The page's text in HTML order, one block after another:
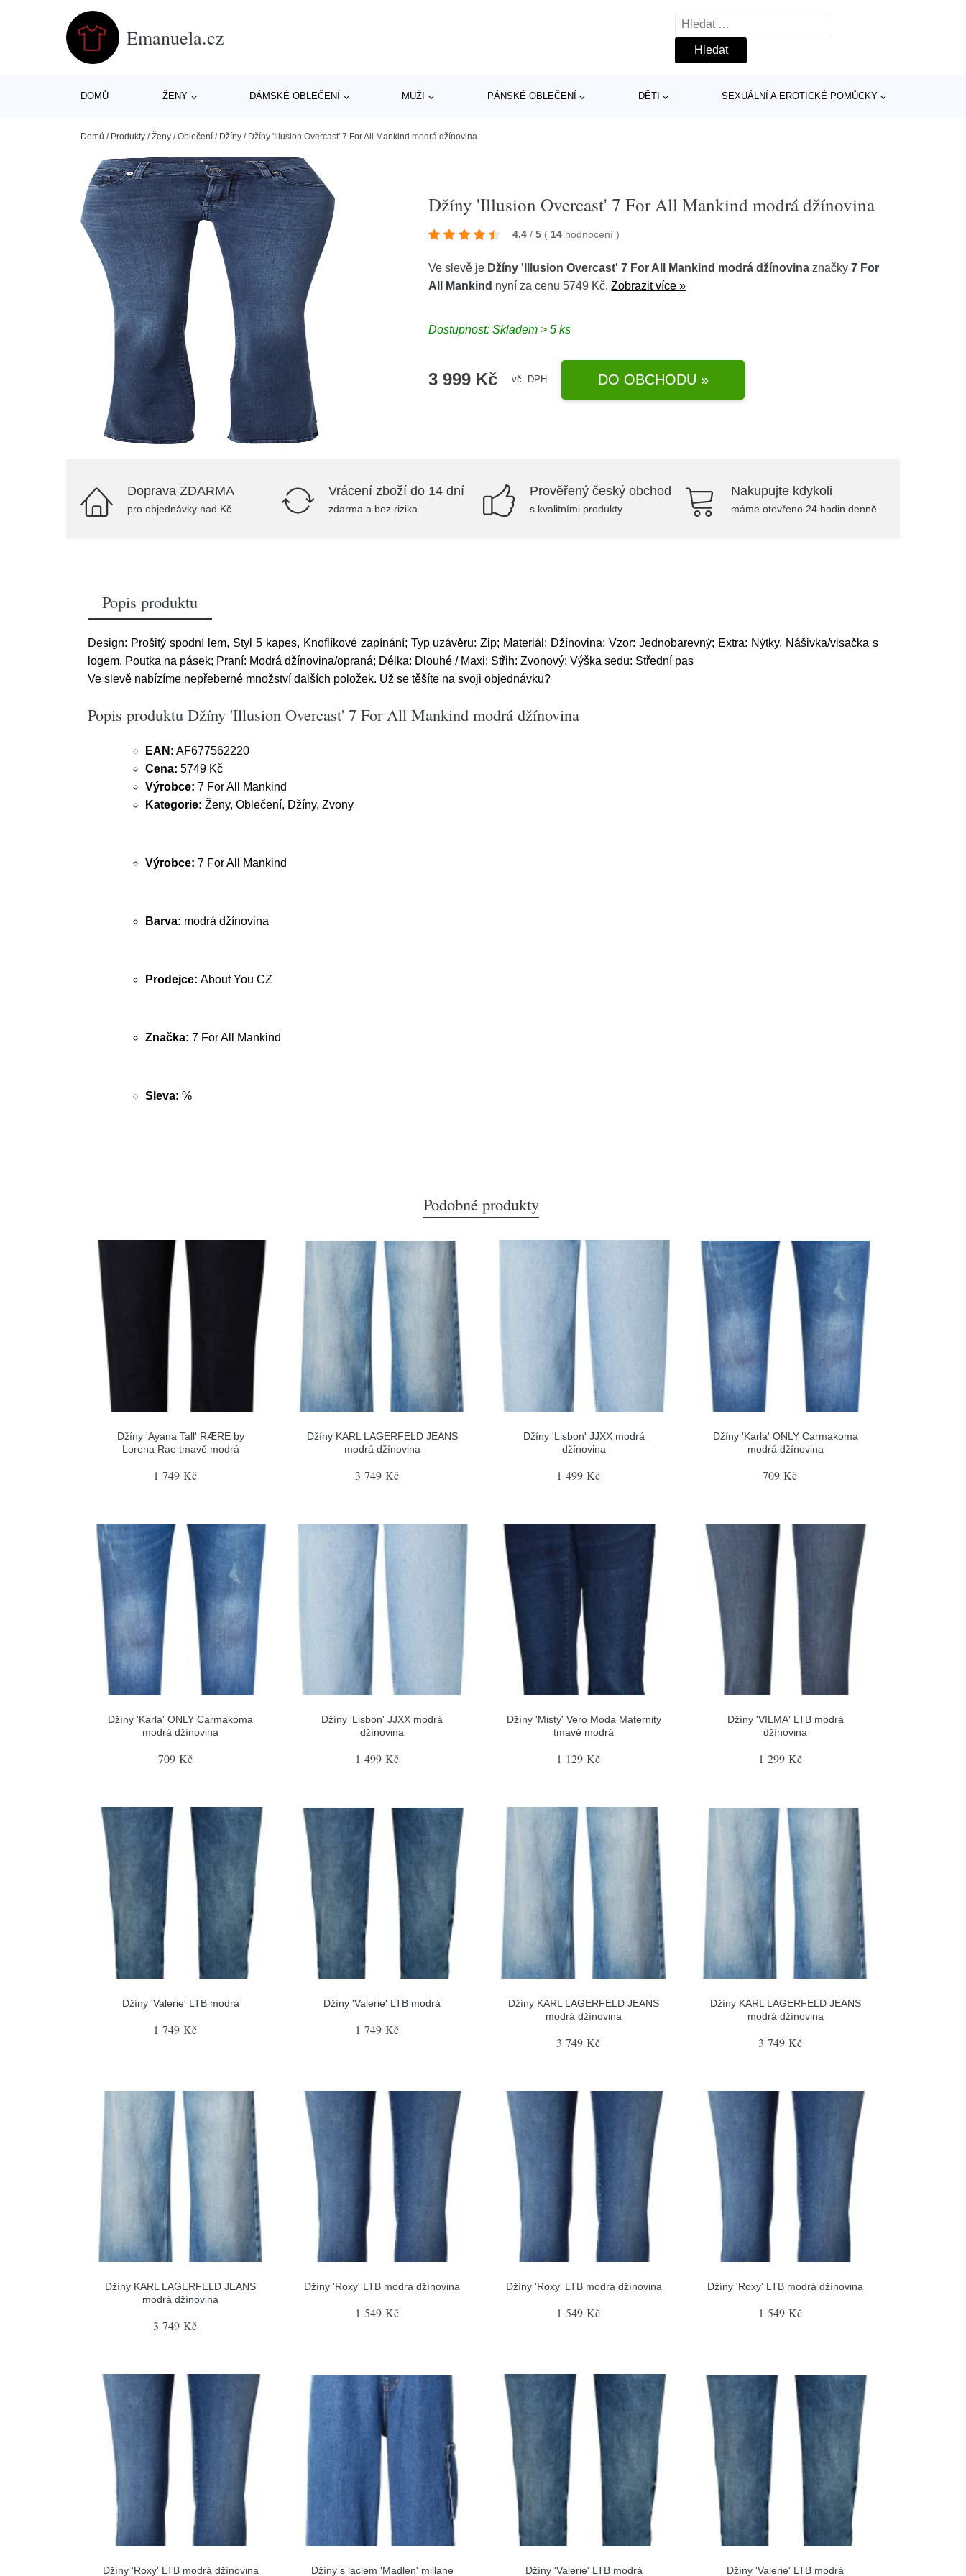
Emanuela.cz
Vyhledávání
DOMŮ ŽENY DÁMSKÉ OBLEČENÍ MUŽI PÁNSKÉ OBLEČENÍ DĚTI SEXUÁLNÍ A EROTICKÉ POMŮCKY
Domů / Produkty /Ženy /Oblečení / Džíny / Džíny 'Illusion Overcast' 7 For All Mankind modrá džínovina
Džíny 'Illusion Overcast' 7 For All Mankind modrá džínovina
4.4 / 5 ( 14 hodnocení)
Ve slevě je Džíny 'Illusion Overcast' 7 For All Mankind modrá džínovina značky7 For
All Mankind nyní za cenu 5749 Kč.Zobrazit více »
Dostupnost: Skladem > 5 ks
3 999 Kč vč. DPH DO OBCHODU »
Doprava ZDARMA
pro objednávky nad Kč
Vrácení zboží do 14 dní
zdarma a bez rizika
Prověřený český obchod
s kvalitními produkty
Nakupujte kdykoli
máme otevřeno 24 hodin denně
Popis produktu
Design: Prošitý spodní lem, Styl 5 kapes, Knoflíkové zapínání; Typ uzávěru: Zip; Materiál: Džínovina; Vzor: Jednobarevný; Extra: Nýtky, Nášivka/visačka s
logem, Poutka na pásek; Praní: Modrá džínovina/opraná; Délka: Dlouhé / Maxi; Střih: Zvonový; Výška sedu: Střední pas
Ve slevě nabízíme nepřeberné množství dalších položek. Už se těšíte na svoji objednávku?
Popis produktu Džíny 'Illusion Overcast' 7 For All Mankind modrá džínovina
EAN: AF677562220
Cena: 5749 Kč
Výrobce: 7 For All Mankind
Kategorie: Ženy, Oblečení, Džíny, Zvony
Výrobce: 7 For All Mankind
Barva: modrá džínovina
Prodejce: About You CZ
Značka: 7 For All Mankind
Sleva: %
Podobné produkty
Džíny 'Ayana Tall' RÆRE by
Lorena Rae tmavě modrá
1 749 Kč
Džíny KARL LAGERFELD JEANS
modrá džínovina
3 749 Kč
Džíny 'Lisbon' JJXX modrá
džínovina
1 499 Kč
Džíny 'Karla' ONLY Carmakoma
modrá džínovina
709 Kč
Džíny 'Karla' ONLY Carmakoma
modrá džínovina
709 Kč
Džíny 'Lisbon' JJXX modrá
džínovina
1 499 Kč
Džíny 'Misty' Vero Moda Maternity
tmavě modrá
1 129 Kč
Džíny 'VILMA' LTB modrá
džínovina
1 299 Kč
Džíny 'Valerie' LTB modrá
1 749 Kč
Džíny 'Valerie' LTB modrá
1 749 Kč
Džíny KARL LAGERFELD JEANS
modrá džínovina
3 749 Kč
Džíny KARL LAGERFELD JEANS
modrá džínovina
3 749 Kč
Džíny KARL LAGERFELD JEANS
modrá džínovina
3 749 Kč
Džíny 'Roxy' LTB modrá džínovina
1 549 Kč
Džíny 'Roxy' LTB modrá džínovina
1 549 Kč
Džíny 'Roxy' LTB modrá džínovina
1 549 Kč
Džíny 'Roxy' LTB modrá džínovina Džíny s laclem 'Madlen' millane Džíny 'Valerie' LTB modrá Džíny 'Valerie' LTB modrá